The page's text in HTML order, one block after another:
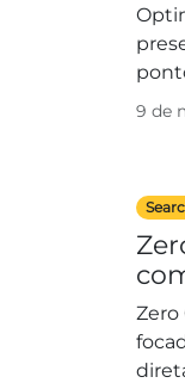
9 de
Zero